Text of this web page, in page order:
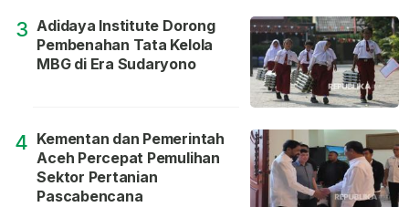
3 Adidaya Institute Dorong
Pembenahan Tata Kelola
MBG di Era Sudaryono
4 Kementan dan Pemerintah
Aceh Percepat Pemulihan
Sektor Pertanian
Pascabencana